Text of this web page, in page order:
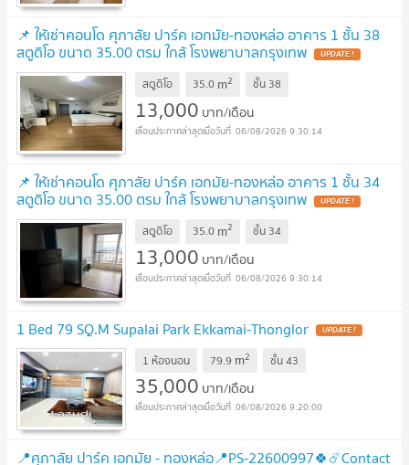
📌 ให้เช่าคอนโด ศุภาลัย ปาร์ค เอกมัย-ทองหล่อ อาคาร 1 ชั้น 38
สตูดิโอ ขนาด 35.00 ตรม ใกล้ โรงพยาบาลกรุงเทพ
สตูดิโอ 35.0 m2 ชั้น 38
13,000 บาท/เดือน
06/08/2026 9:30:14
📌 ให้เช่าคอนโด ศุภาลัย ปาร์ค เอกมัย-ทองหล่อ อาคาร 1 ชั้น 34
สตูดิโอ ขนาด 35.00 ตรม ใกล้ โรงพยาบาลกรุงเทพ
สตูดิโอ 35.0 m2 ชั้น 34
13,000 บาท/เดือน
06/08/2026 9:30:14
1 Bed 79 SQ.M Supalai Park Ekkamai-Thonglor
1 ห้องนอน 79.9 m2 ชั้น43
35,000 บาท/เดือน
06/08/2026 9:20:00
📍ศุภาลัย ปาร์ค เอกมัย - ทองหล่อ📍PS-22600997🍀☄️Contact